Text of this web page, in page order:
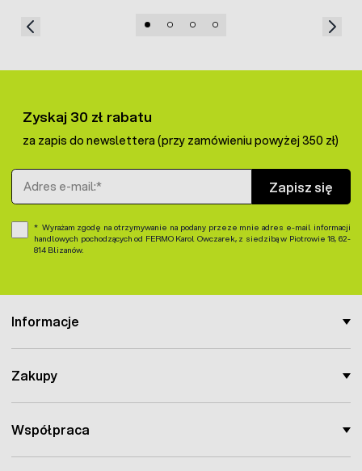
Informacje
Zakupy
Współpraca
Zyskaj 30 zł rabatu
za zapis do newslettera (przy zamówieniu powyżej 350 zł)
Adres e-mail
Zapisz się
Wyrażam zgodę na otrzymywanie na podany przeze mnie adres e-mail informacji
handlowych pochodzących od FERMO Karol Owczarek, z siedzibą w Piotrowie 18, 62-
814 Blizanów.